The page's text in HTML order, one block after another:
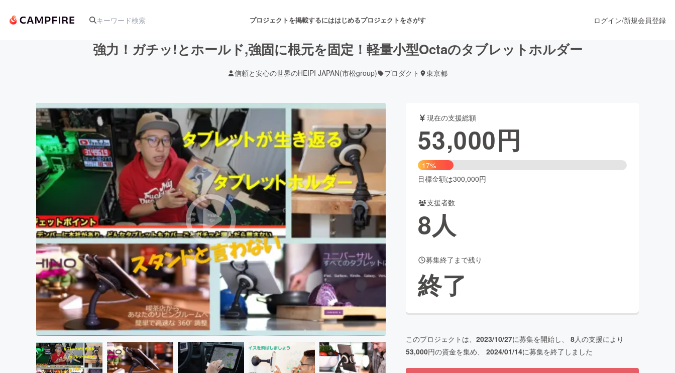
プロジェクトを掲載するにははじめるプロジェクトをさがす
アート・写真 音楽 舞台・パフォーマンス
テクノロジー・ガジェット ゲーム・サービス開発 ファッション
映像・映画 書籍・雑誌出版
ビジネス・起業 チャレンジ ビューティー・ヘルスケア
まちづくり・地域活性化
CAMPFIRE for Social GoodCAMPFIRE Creation
CAMPFIREふるさと納税machi-yaコミュニティ
ログイン/新規会員登録
強力！ガチッ!とホールド,強固に根元を固定！軽量小型Octaのタブレットホルダー
信頼と安心の世界のHEIPI JAPAN(市松group) プロダクト 東京都
現在の支援総額
53,000円
17%
目標金額は300,000円
支援者数
8人
募集終了まで残り
終了
このプロジェクトは、 2023/10/27に募集を開始し、 8人の支援により
53,000円の資金を集め、 2024/01/14に募集を終了しました